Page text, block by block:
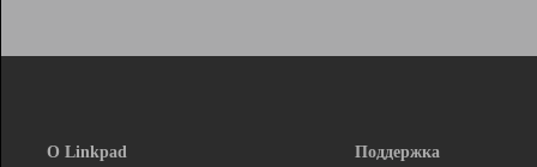
О Linkpad
Поддержка